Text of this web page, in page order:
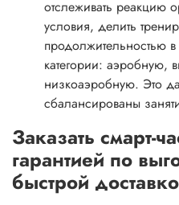
отслеживать реакцию
условия, делить
продолжительностью
категории: аэробную,
низкоаэробную. Это
сбалансированы
Заказать смарт-
гарантией по
быстрой